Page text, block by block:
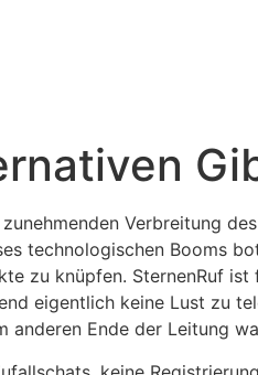
Verbreitung
technologischen Booms
zu knüpfen. SternenRuf
eigentlich keine Lust zu
anderen Ende der Leitung